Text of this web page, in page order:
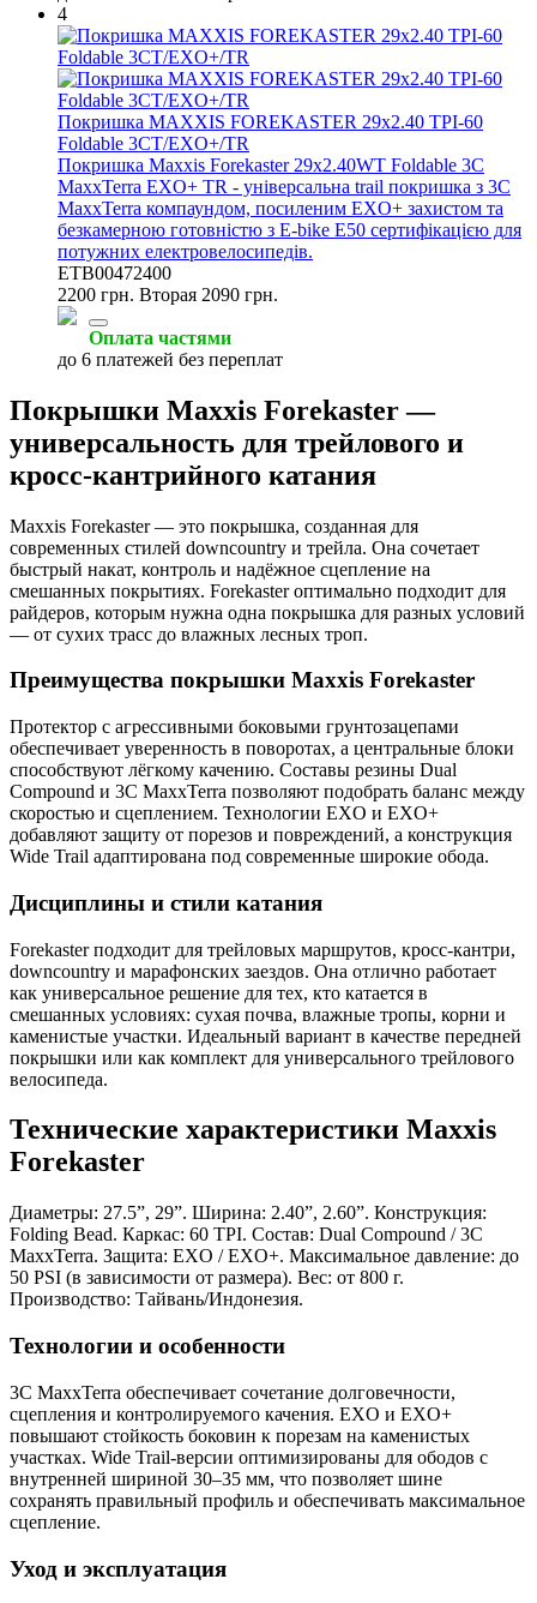
4
Покришка MAXXIS FOREKASTER 29x2.40 TPI-60
Foldable 3CT/EXO+/TR
Покришка Maxxis Forekaster 29x2.40WT Foldable 3C
MaxxTerra EXO+ TR - універсальна trail покришка з 3C
MaxxTerra компаундом, посиленим EXO+ захистом та
безкамерною готовністю з E-bike E50 сертифікацією для
потужних електровелосипедів.
ETB00472400
2200 грн. Вторая 2090 грн.
Оплата частями
до 6 платежей без переплат
Покрышки Maxxis Forekaster —
универсальность для трейлового и
кросс-кантрийного катания
Maxxis Forekaster — это покрышка, созданная для
современных стилей downcountry и трейла. Она сочетает
быстрый накат, контроль и надёжное сцепление на
смешанных покрытиях. Forekaster оптимально подходит для
райдеров, которым нужна одна покрышка для разных условий
— от сухих трасс до влажных лесных троп.
Преимущества покрышки Maxxis Forekaster
Протектор с агрессивными боковыми грунтозацепами
обеспечивает уверенность в поворотах, а центральные блоки
способствуют лёгкому качению. Составы резины Dual
Compound и 3C MaxxTerra позволяют подобрать баланс между
скоростью и сцеплением. Технологии EXO и EXO+
добавляют защиту от порезов и повреждений, а конструкция
Wide Trail адаптирована под современные широкие обода.
Дисциплины и стили катания
Forekaster подходит для трейловых маршрутов, кросс-кантри,
downcountry и марафонских заездов. Она отлично работает
как универсальное решение для тех, кто катается в
смешанных условиях: сухая почва, влажные тропы, корни и
каменистые участки. Идеальный вариант в качестве передней
покрышки или как комплект для универсального трейлового
велосипеда.
Технические характеристики Maxxis
Forekaster
Диаметры: 27.5”, 29”. Ширина: 2.40”, 2.60”. Конструкция:
Folding Bead. Каркас: 60 TPI. Состав: Dual Compound / 3C
MaxxTerra. Защита: EXO / EXO+. Максимальное давление: до
50 PSI (в зависимости от размера). Вес: от 800 г.
Производство: Тайвань/Индонезия.
Технологии и особенности
3C MaxxTerra обеспечивает сочетание долговечности,
сцепления и контролируемого качения. EXO и EXO+
повышают стойкость боковин к порезам на каменистых
участках. Wide Trail-версии оптимизированы для ободов с
внутренней шириной 30–35 мм, что позволяет шине
сохранять правильный профиль и обеспечивать максимальное
сцепление.
Уход и эксплуатация